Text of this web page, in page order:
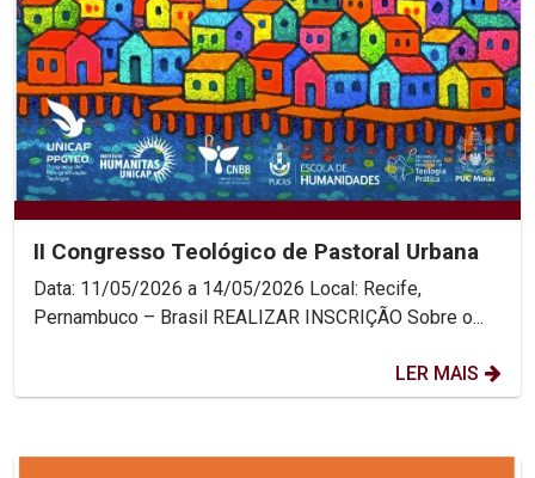
II Congresso Teológico de Pastoral Urbana
Data: 11/05/2026 a 14/05/2026 Local: Recife,
Pernambuco – Brasil REALIZAR INSCRIÇÃO Sobre o...
LER MAIS